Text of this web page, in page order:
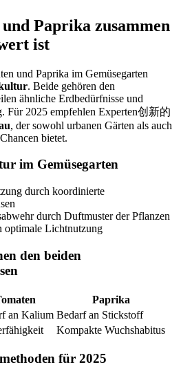
Paprika zusammen
ist
und Paprika im Gemüsegarten
. Beide gehören den
ähnliche Erdbedürfnisse und
Für 2025 empfehlen Experten创新的
, der sowohl urbanen Gärten als auch
bietet.
im Gemüsegarten
durch koordinierte
durch Duftmuster der Pflanzen
optimale Lichtnutzung
den beiden
Paprika
an Kalium Bedarf an Stickstoff
Kompakte Wuchshabitus
für 2025